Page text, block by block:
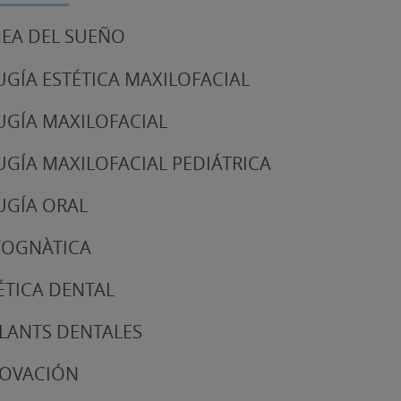
DEL SUEÑO
ESTÉTICA MAXILOFACIAL
MAXILOFACIAL
MAXILOFACIAL PEDIÁTRICA
ORAL
DENTAL
DENTALES